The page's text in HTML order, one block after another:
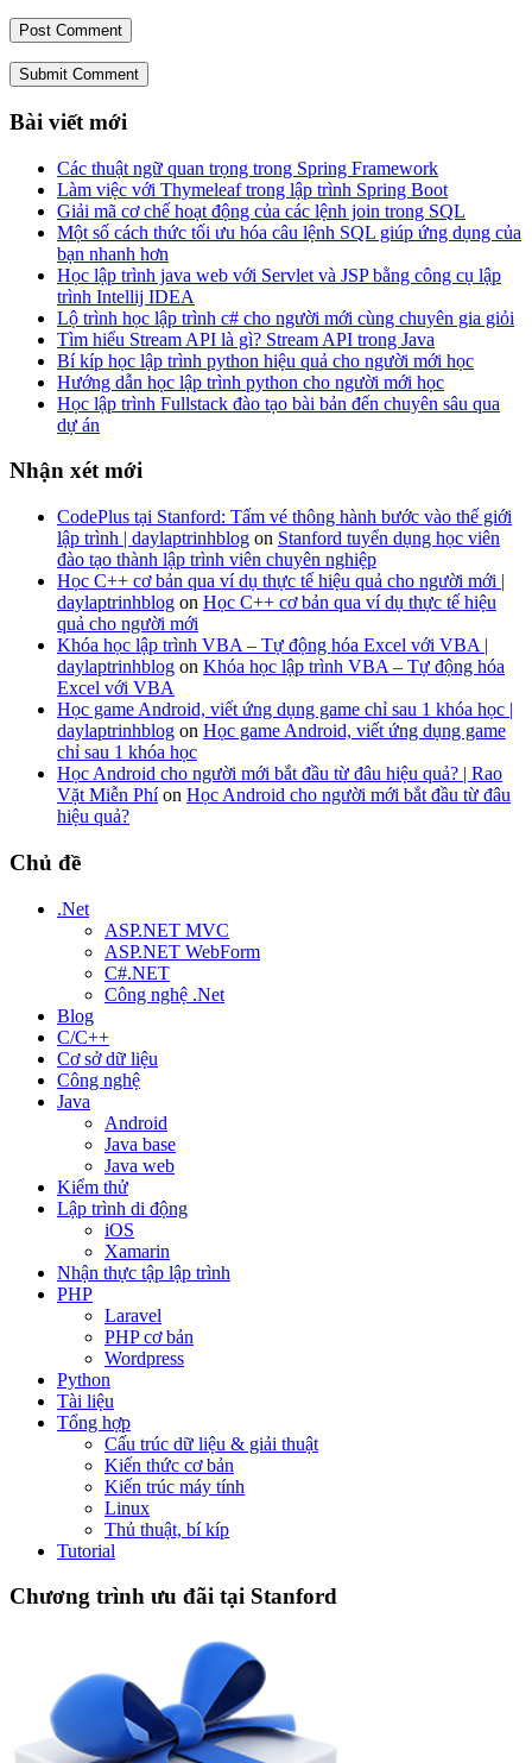
Submit Comment
Bài viết mới
Các thuật ngữ quan trọng trong Spring Framework
Làm việc với Thymeleaf trong lập trình Spring Boot
Giải mã cơ chế hoạt động của các lệnh join trong SQL
Một số cách thức tối ưu hóa câu lệnh SQL giúp ứng dụng của
bạn nhanh hơn
Học lập trình java web với Servlet và JSP bằng công cụ lập
trình Intellij IDEA
Lộ trình học lập trình c# cho người mới cùng chuyên gia giỏi
Tìm hiểu Stream API là gì? Stream API trong Java
Bí kíp học lập trình python hiệu quả cho người mới học
Hướng dẫn học lập trình python cho người mới học
Học lập trình Fullstack đào tạo bài bản đến chuyên sâu qua
dự án
Nhận xét mới
CodePlus tại Stanford: Tấm vé thông hành bước vào thế giới
lập trình | daylaptrinhblog on Stanford tuyển dụng học viên
đào tạo thành lập trình viên chuyên nghiệp
Học C++ cơ bản qua ví dụ thực tế hiệu quả cho người mới |
daylaptrinhblog on Học C++ cơ bản qua ví dụ thực tế hiệu
quả cho người mới
Khóa học lập trình VBA – Tự động hóa Excel với VBA |
daylaptrinhblog on Khóa học lập trình VBA – Tự động hóa
Excel với VBA
Học game Android, viết ứng dụng game chỉ sau 1 khóa học |
daylaptrinhblog on Học game Android, viết ứng dụng game
chỉ sau 1 khóa học
Học Android cho người mới bắt đầu từ đâu hiệu quả? | Rao
Vặt Miễn Phíon Học Android cho người mới bắt đầu từ đâu
hiệu quả?
Chủ đề
.Net
ASP.NET MVC
ASP.NET WebForm
C#.NET
Công nghệ .Net
Blog
C/C++
Cơ sở dữ liệu
Công nghệ
Java
Android
Java base
Java web
Kiểm thử
Lập trình di động
iOS
Xamarin
Nhận thực tập lập trình
PHP
Laravel
PHP cơ bản
Wordpress
Python
Tài liệu
Tổng hợp
Cấu trúc dữ liệu & giải thuật
Kiến thức cơ bản
Kiến trúc máy tính
Linux
Thủ thuật, bí kíp
Tutorial
Chương trình ưu đãi tại Stanford